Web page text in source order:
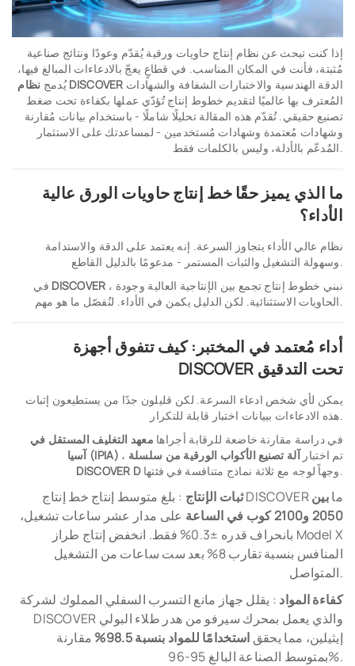
إذا كنت تبحث عن نظام إنتاج حاويات ورقية يُقدّم وعودًا ونتائج صناعية
مُثبتة، فأنت في المكان المناسب. في قطاعٍ يعجّ بالادعاءات المبالغ فيها،
يُدمجنظام DISCOVER
المُعترف بها عالميًا لتقديم خطوط إنتاج تُؤدّي عملها بكفاءة تحت ضغط
تصنيع حقيقي. تُقدّم هذه المقالة تحليلًا شاملًا - باستخدام بيانات مُقارنة
وشهادات مُعتمدة وشهادات مُستخدمين - لمساعدتك على الاستثمار
المُدعّم بالأدلة، وليس بالكلمات فقط.
ما الذي يميز حقًا خط إنتاج حاويات الورق عالية
الأداء؟
نظام عالي الأداء يتجاوز السرعة. إنه يعتمد على الدقة والاستدامة
وسهولة التشغيل والثبات المستمر - مدعومًا بالدليل القاطع.
DISCOVER ، نبني خطوط إنتاج تجمع بين الإنتاجية العالية وجودة
الحاويات الاستثنائية. لكن الدليل يكمن في الأداء. لنُفصّل ما هو مهم.
أداء مُعتمد في المختبر: كيف تتفوق أجهزة
DISCOVER تحت التدقيق
يمكن لأي شخص ادعاء السرعة. لكن قليلون جدًا من يستطيعون إثبات
هذه الادعاءات ببيانات اختبار قابلة للتكرار.
في دراسة مقارنة خاضعة للرقابة أجراها معهد التغليف المستقل في
آسيا (IPIA)
، تم اختبارآلة تصنيع الأكواب الورقية من سلسلة
DISCOVER D
وجهاً لوجه مع ثلاثة نماذج متنافسة في فئتها.
ثبات الإنتاج : بلغ متوسط إنتاج خط إنتاج DISCOVER مابين
2050 و2100 كوب في الساعة
على مدار عشر ساعات تشغيل،
بانحراف قدره ±0.3% فقط. انخفض إنتاج طراز Model X
المنافس بنسبة تقارب 8% بعد ست ساعات من التشغيل
المتواصل.
كفاءة المواد : يقلل جهاز مانع التسرب السفلي المملوك لشركة
DISCOVER والذي يعمل بمحرك سيرفو من هدر طلاء البولي
إيثيلين، مما يحقق استخدامًا للمواد بنسبة 98.5%
مقارنة
بمتوسط الصناعة البالغ 95-96%.